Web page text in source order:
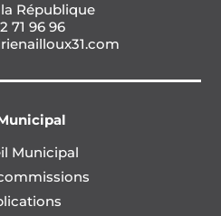
la République
71 96 96
Municipal